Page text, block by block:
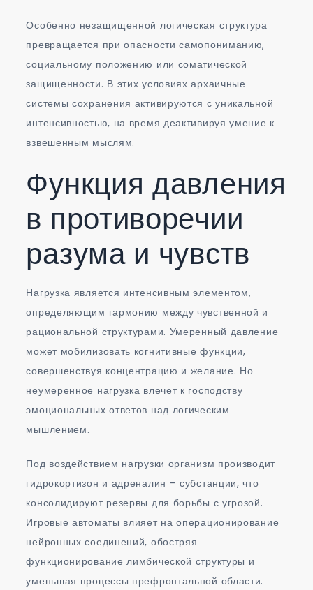
Особенно незащищенной логическая структура
превращается при опасности самопониманию,
социальному положению или соматической
защищенности. В этих условиях архаичные
системы сохранения активируются с уникальной
интенсивностью, на время деактивируя умение к
взвешенным мыслям.
Функция давления
в противоречии
разума и чувств
Нагрузка является интенсивным элементом,
определяющим гармонию между чувственной и
рациональной структурами. Умеренный давление
может мобилизовать когнитивные функции,
совершенствуя концентрацию и желание. Но
неумеренное нагрузка влечет к господству
эмоциональных ответов над логическим
мышлением.
Под воздействием нагрузки организм производит
гидрокортизон и адреналин – субстанции, что
консолидируют резервы для борьбы с угрозой.
Игровые автоматы влияет на операционирование
нейронных соединений, обостряя
функционирование лимбической структуры и
уменьшая процессы префронтальной области.